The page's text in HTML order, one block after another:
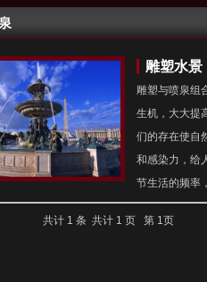
雕塑水景
雕塑与喷泉组
生机，大大提
们的存在使自
和感染力，给
节生活的频率
共计 1 条 共计 1 页 第 1页